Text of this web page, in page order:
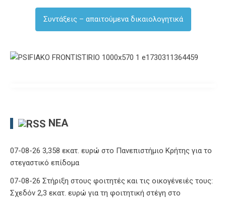
Συντάξεις – απαιτούμενα δικαιολογητικά
ΝΈΑ
07-08-26 3,358 εκατ. ευρώ στο Πανεπιστήμιο Κρήτης για το
στεγαστικό επίδομα
07-08-26 Στήριξη στους φοιτητές και τις οικογένειές τους:
Σχεδόν 2,3 εκατ. ευρώ για τη φοιτητική στέγη στο